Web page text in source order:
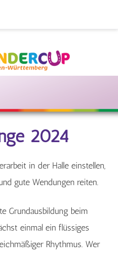
2024
in der Halle einstellen,
gute Wendungen reiten.
Grundausbildung beim
einmal ein flüssiges
Rhythmus. Wer